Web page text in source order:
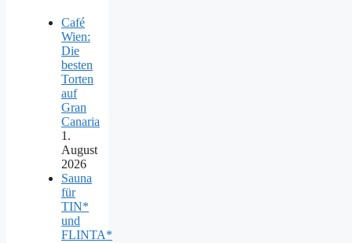
Café
Wien:
Die
besten
Torten
auf
Gran
Canaria
1.
August
2026
Sauna
für
TIN*
und
FLINTA*